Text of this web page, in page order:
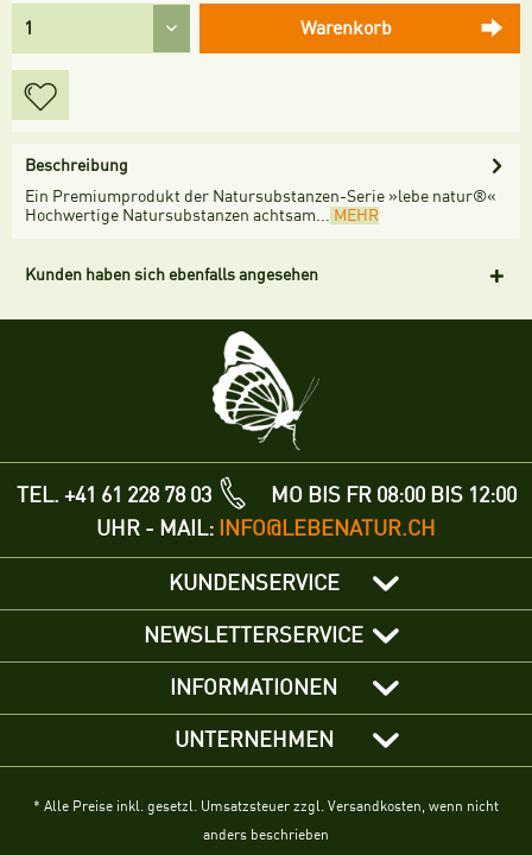
Warenkorb
Beschreibung
Ein Premiumprodukt der Natursubstanzen-Serie »lebe natur®«
Hochwertige Natursubstanzen achtsam... MEHR
Kunden haben sich ebenfalls angesehen
TEL. +41 61 228 78 03
MO BIS FR 08:00 BIS 12:00
UHR - MAIL: INFO@LEBENATUR.CH
KUNDENSERVICE
NEWSLETTERSERVICE
INFORMATIONEN
UNTERNEHMEN
* Alle Preise inkl. gesetzl. Umsatzsteuer zzgl. Versandkosten, wenn nicht
anders beschrieben